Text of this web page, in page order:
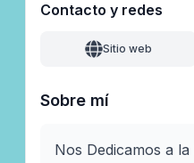
Contacto y redes
Sitio web
Sobre mí
Nos Dedicamos a la